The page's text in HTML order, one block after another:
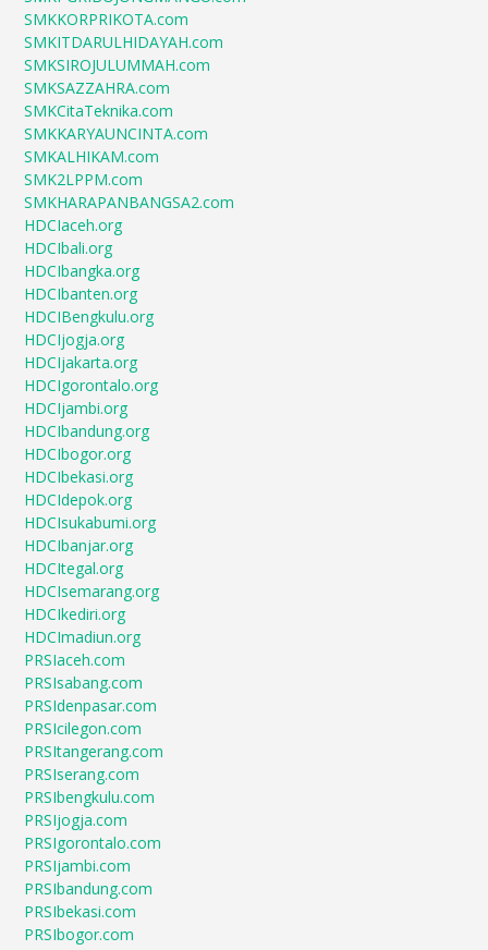
SMKKORPRIKOTA.com
SMKITDARULHIDAYAH.com
SMKSIROJULUMMAH.com
SMKSAZZAHRA.com
SMKCitaTeknika.com
SMKKARYAUNCINTA.com
SMKALHIKAM.com
SMK2LPPM.com
SMKHARAPANBANGSA2.com
HDCIaceh.org
HDCIbali.org
HDCIbangka.org
HDCIbanten.org
HDCIBengkulu.org
HDCIjogja.org
HDCIjakarta.org
HDCIgorontalo.org
HDCIjambi.org
HDCIbandung.org
HDCIbogor.org
HDCIbekasi.org
HDCIdepok.org
HDCIsukabumi.org
HDCIbanjar.org
HDCItegal.org
HDCIsemarang.org
HDCIkediri.org
HDCImadiun.org
PRSIaceh.com
PRSIsabang.com
PRSIdenpasar.com
PRSIcilegon.com
PRSItangerang.com
PRSIserang.com
PRSIbengkulu.com
PRSIjogja.com
PRSIgorontalo.com
PRSIjambi.com
PRSIbandung.com
PRSIbekasi.com
PRSIbogor.com